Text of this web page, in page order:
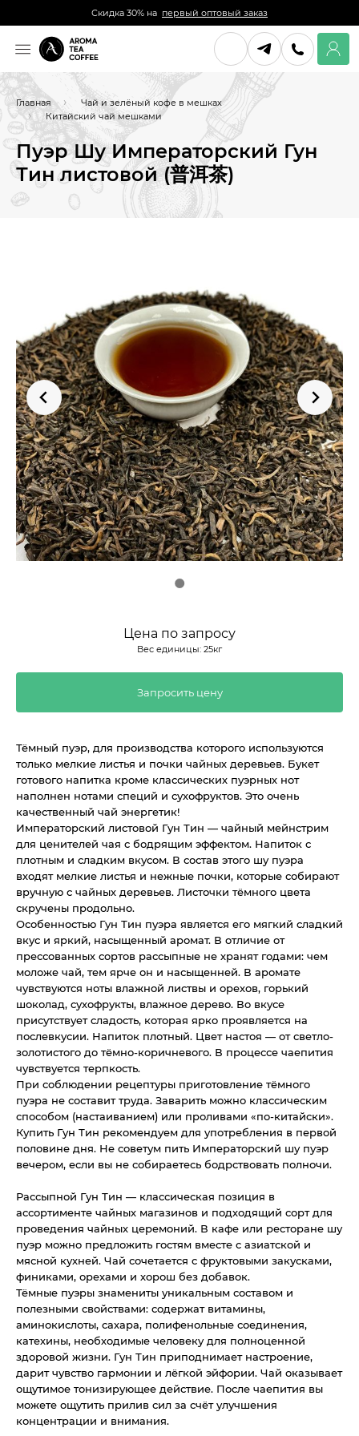
Скидка 30% на первый оптовый заказ
Главная
Чай и зелёный кофе в мешках
Китайский чай мешками
Пуэр Шу Императорский Гун
Тин листовой (普洱茶)
Цена по запросу
Вес единицы: 25кг
Запросить цену
Тёмный пуэр, для производства которого используются
только мелкие листья и почки чайных деревьев. Букет
готового напитка кроме классических пуэрных нот
наполнен нотами специй и сухофруктов. Это очень
качественный чай энергетик!
Императорский листовой Гун Тин — чайный мейнстрим
для ценителей чая с бодрящим эффектом. Напиток с
плотным и сладким вкусом. В состав этого шу пуэра
входят мелкие листья и нежные почки, которые собирают
вручную с чайных деревьев. Листочки тёмного цвета
скручены продольно.
Особенностью Гун Тин пуэра является его мягкий сладкий
вкус и яркий, насыщенный аромат. В отличие от
прессованных сортов рассыпные не хранят годами: чем
моложе чай, тем ярче он и насыщенней. В аромате
чувствуются ноты влажной листвы и орехов, горький
шоколад, сухофрукты, влажное дерево. Во вкусе
присутствует сладость, которая ярко проявляется на
послевкусии. Напиток плотный. Цвет настоя — от светло-
золотистого до тёмно-коричневого. В процессе чаепития
чувствуется терпкость.
При соблюдении рецептуры приготовление тёмного
пуэра не составит труда. Заварить можно классическим
способом (настаиванием) или проливами «по-китайски».
Купить Гун Тин рекомендуем для употребления в первой
половине дня. Не советум пить Императорский шу пуэр
вечером, если вы не собираетесь бодрствовать полночи.
Рассыпной Гун Тин — классическая позиция в
ассортименте чайных магазинов и подходящий сорт для
проведения чайных церемоний. В кафе или ресторане шу
пуэр можно предложить гостям вместе с азиатской и
мясной кухней. Чай сочетается с фруктовыми закусками,
финиками, орехами и хорош без добавок.
Тёмные пуэры знамениты уникальным составом и
полезными свойствами: содержат витамины,
аминокислоты, сахара, полифенольные соединения,
катехины, необходимые человеку для полноценной
здоровой жизни. Гун Тин приподнимает настроение,
дарит чувство гармонии и лёгкой эйфории. Чай оказывает
ощутимое тонизирующее действие. После чаепития вы
можете ощутить прилив сил за счёт улучшения
концентрации и внимания.